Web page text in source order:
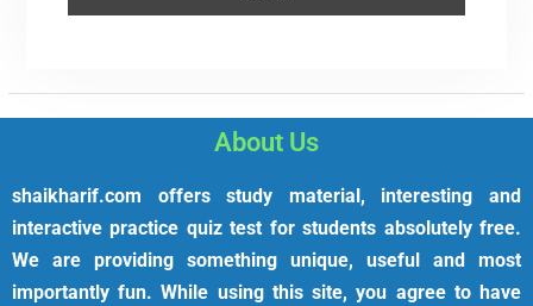
About Us
shaikharif.com offers study material, interesting and
interactive practice quiz test for students absolutely free.
We are providing something unique, useful and most
importantly fun. While using this site, you agree to have